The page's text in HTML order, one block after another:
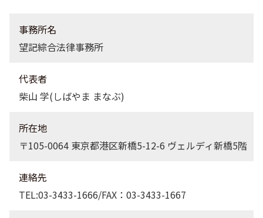
事務所名
望記綜合法律事務所
代表者
柴山 学(しばやま まなぶ)
所在地
〒105-0064 東京都港区新橋5-12-6 ヴェルディ新橋5階
連絡先
TEL:03-3433-1666/FAX：03-3433-1667